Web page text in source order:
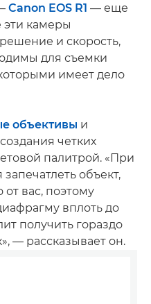
Canon EOS R1 — еще
эти камеры
и скорость,
для съемки
имеет дело
объективы и
четких
палитрой. «При
объект,
вас, поэтому
вплоть до
получить гораздо
— рассказывает он.